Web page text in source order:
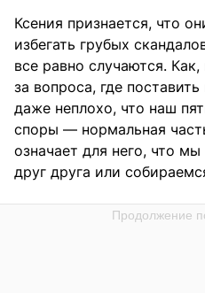
Ксения признается, что
избегать грубых
все равно случаются.
за вопроса, где
даже неплохо, что наш
споры — нормальная
означает для него, что
друг друга или